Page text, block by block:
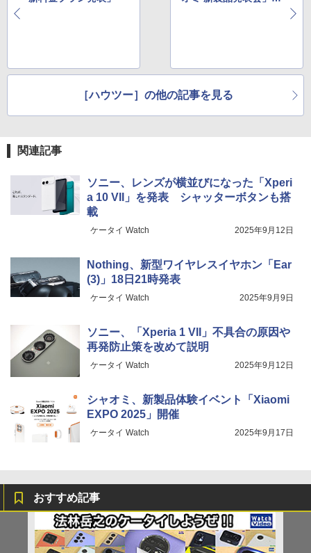
［ハウツー］の他の記事を見る
関連記事
ソニー、レンズが横並びになった「Xperi
a 10 VII」を発表 シャッターボタンも搭
載
ケータイ Watch 2025年9月12日
Nothing、新型ワイヤレスイヤホン「Ear
(3)」18日21時発表
ケータイ Watch 2025年9月9日
ソニー、「Xperia 1 VII」不具合の原因や
再発防止策を改めて説明
ケータイ Watch 2025年9月12日
シャオミ、新製品体験イベント「Xiaomi
EXPO 2025」開催
ケータイ Watch 2025年9月17日
おすすめ記事